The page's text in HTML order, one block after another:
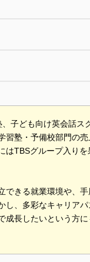
子ども向け英会話ス
習塾・予備校部門の
TBSグループ入りを
できる就業環境や、
し、多彩なキャリア
成長したいという方